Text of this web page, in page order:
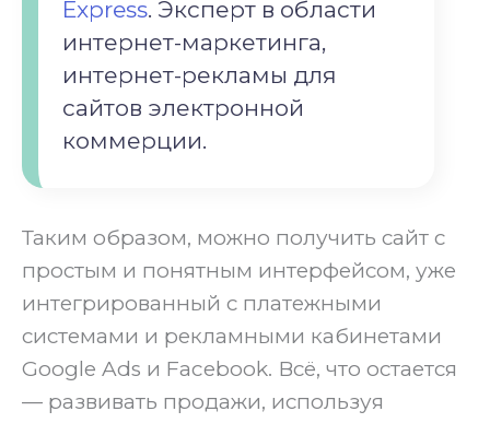
Express. Эксперт в области
интернет-маркетинга,
интернет-рекламы для
сайтов электронной
коммерции.
Таким образом, можно получить сайт с
простым и понятным интерфейсом, уже
интегрированный с платежными
системами и рекламными кабинетами
Google Ads и Facebook. Всё, что остается
— развивать продажи, используя